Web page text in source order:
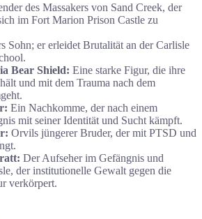
des Massakers von Sand Creek, der
im Fort Marion Prison Castle zu
Sohn; er erleidet Brutalität an der Carlisle
Bear Shield: Eine starke Figur, die ihre
und mit dem Trauma nach dem
Ein Nachkomme, der nach einem
mit seiner Identität und Sucht kämpft.
Orvils jüngerer Bruder, der mit PTSD und
Der Aufseher im Gefängnis und
der institutionelle Gewalt gegen die
verkörpert.